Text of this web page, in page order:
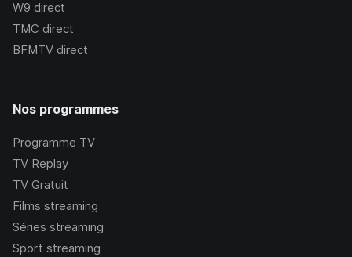
W9 direct
TMC direct
BFMTV direct
Nos programmes
Programme TV
TV Replay
TV Gratuit
Films streaming
Séries streaming
Sport streaming